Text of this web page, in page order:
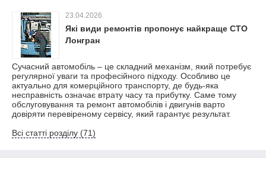
23.04.2026
Які види ремонтів пропонує найкраще СТО
Лонгран
Сучасний автомобіль – це складний механізм, який потребує
регулярної уваги та професійного підходу. Особливо це
актуально для комерційного транспорту, де будь-яка
несправність означає втрату часу та прибутку. Саме тому
обслуговування та ремонт автомобілів і двигунів варто
довіряти перевіреному сервісу, який гарантує результат.
Всі статті розділу (71)